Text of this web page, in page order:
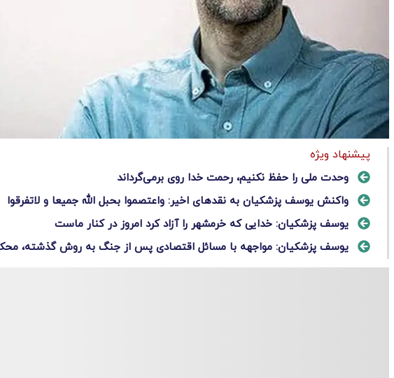
پیشنهاد ویژه
وحدت ملی را حفظ نکنیم، رحمت خدا روی برمی‌گرداند
واکنش یوسف پزشکیان به نقدهای اخیر: واعتصموا بحبل الله جمیعا و لاتفرقوا
یوسف پزشکیان: خدایی که خرمشهر را آزاد کرد امروز در کنار ماست
یوسف پزشکیان: مواجهه با مسائل اقتصادی پس از جنگ به روش‌ گذشته،